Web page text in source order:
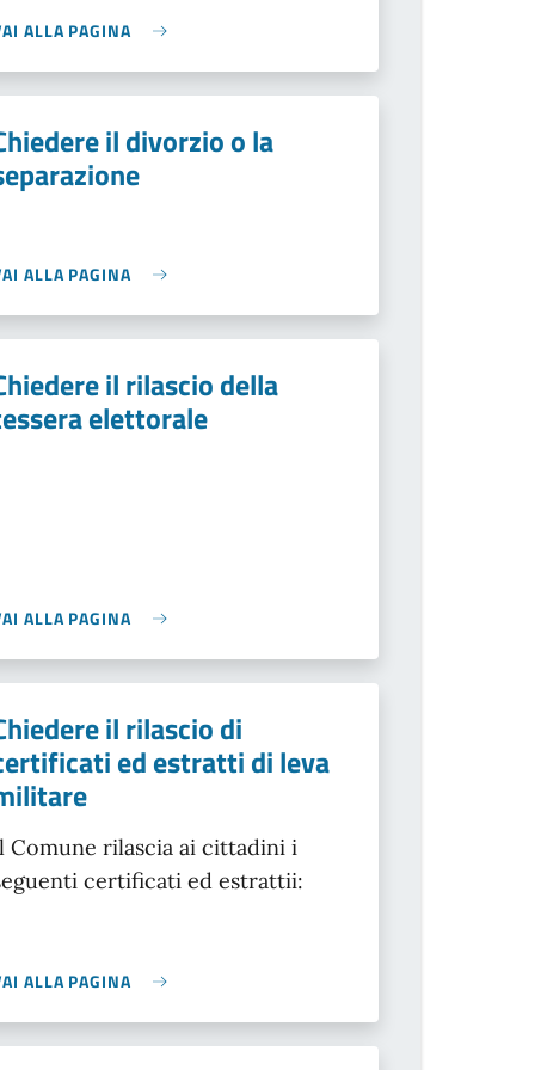
ALLA PAGINA
il divorzio o la
ALLA PAGINA
il rilascio della
elettorale
ALLA PAGINA
il rilascio di
ed estratti di leva
Comune rilascia ai cittadini i
certificati ed estrattii:
ALLA PAGINA